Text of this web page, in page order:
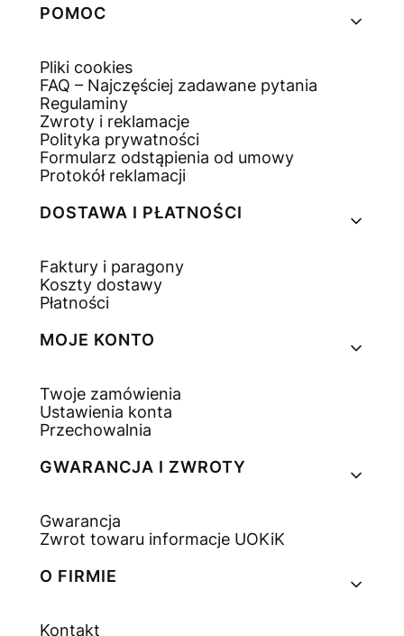
Linki w stopce
POMOC
Pliki cookies
FAQ – Najczęściej zadawane pytania
Regulaminy
Zwroty i reklamacje
Polityka prywatności
Formularz odstąpienia od umowy
Protokół reklamacji
DOSTAWA I PŁATNOŚCI
Faktury i paragony
Koszty dostawy
Płatności
MOJE KONTO
Twoje zamówienia
Ustawienia konta
Przechowalnia
GWARANCJA I ZWROTY
Gwarancja
Zwrot towaru informacje UOKiK
O FIRMIE
Kontakt